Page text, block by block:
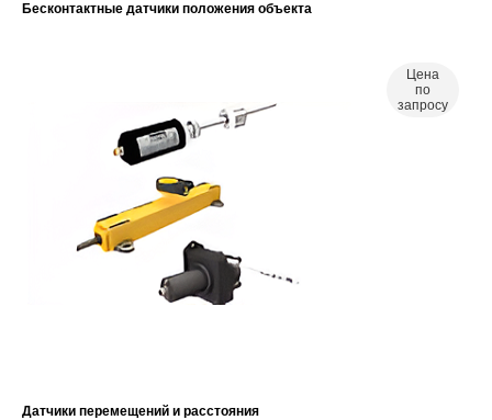
Бесконтактные датчики положения объекта
Цена
по
запросу
Датчики перемещений и расстояния